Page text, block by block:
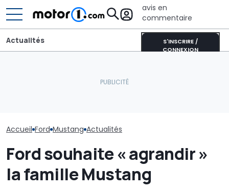
avis en
commentaire
S'INSCRIRE /
CONNEXION
Actualités
Accueil Ford Mustang Actualités
Ford souhaite « agrandir »
la famille Mustang